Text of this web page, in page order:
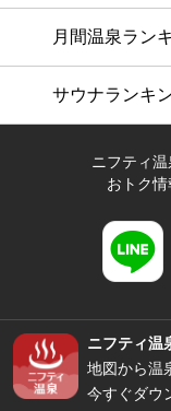
月間温泉ラン
サウナランキ
ニフティ
おトク
ニフティ温
地図から温
今すぐダウ